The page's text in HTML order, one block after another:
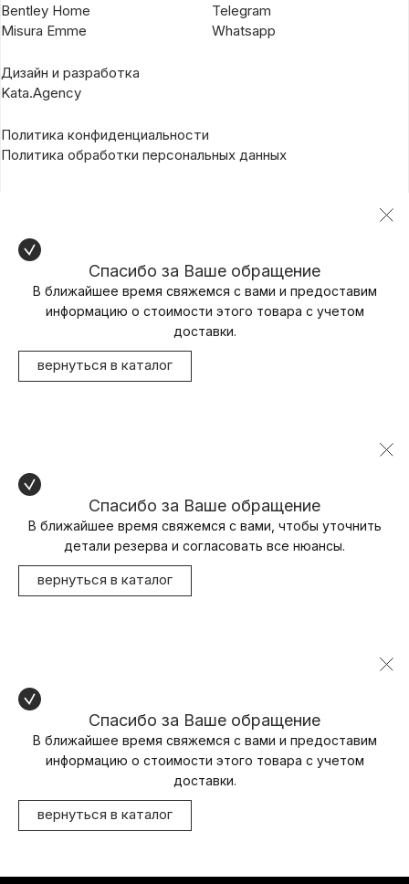
Bentley Home
Misura Emme
Telegram
Whatsapp
Дизайн и разработка
Kata.Agency
Политика конфиденциальности
Политика обработки персональных данных
Спасибо за Ваше обращение
В ближайшее время свяжемся с вами и предоставим
информацию о стоимости этого товара с учетом
доставки.
вернуться в каталог
Спасибо за Ваше обращение
В ближайшее время свяжемся с вами, чтобы уточнить
детали резерва и согласовать все нюансы.
вернуться в каталог
Спасибо за Ваше обращение
В ближайшее время свяжемся с вами и предоставим
информацию о стоимости этого товара с учетом
доставки.
вернуться в каталог